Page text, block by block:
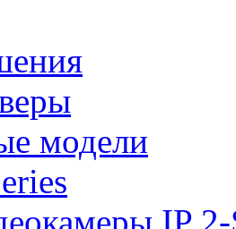
модели
IP 2-